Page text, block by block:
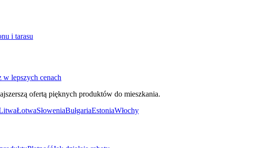
i tarasu
lepszych cenach
ofertą pięknych produktów do mieszkania.
ŁotwaSłoweniaBułgariaEstoniaWłochy